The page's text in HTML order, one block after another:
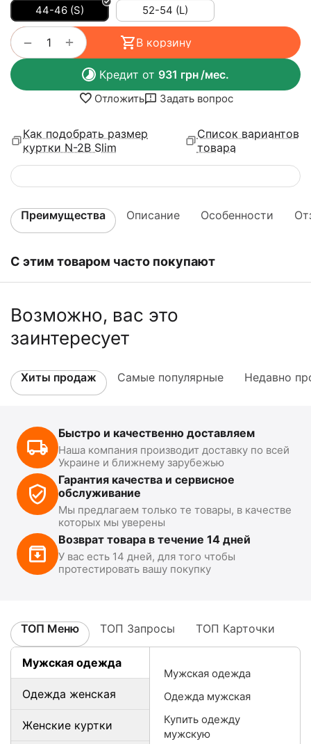
44-46 (S)
52-54 (L)
+
− В корзину
Кредит от 931 грн/мес.
Отложить Задать вопрос
Как подобрать размер
куртки N-2B Slim
Список вариантов
товара
Преимущества Описание Особенности
С этим товаром часто покупают
Возможно, вас это
заинтересует
Хиты продаж Самые популярные Недавно
Быстро и качественно доставляем
Наша компания производит доставку по всей
Украине и ближнему зарубежью
Гарантия качества и сервисное
обслуживание
Мы предлагаем только те товары, в качестве
которых мы уверены
Возврат товара в течение 14 дней
У вас есть 14 дней, для того чтобы
протестировать вашу покупку
ТОП Меню ТОП Запросы ТОП Карточки
Мужская одежда
Одежда женская
Женские куртки
Мужская одежда
Одежда мужская
Купить одежду
мужскую